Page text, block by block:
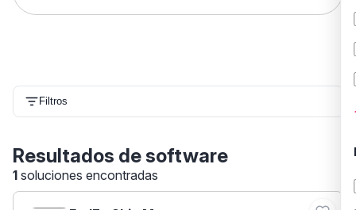
Filtros
Resultados de software
1 soluciones encontradas